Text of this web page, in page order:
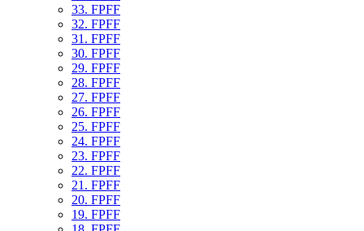
33. FPFF
32. FPFF
31. FPFF
30. FPFF
29. FPFF
28. FPFF
27. FPFF
26. FPFF
25. FPFF
24. FPFF
23. FPFF
22. FPFF
21. FPFF
20. FPFF
19. FPFF